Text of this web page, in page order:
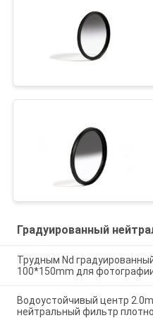
Градуированный
Трудным Nd
100*150mm для
Водоустойчивый центр
нейтральный фильтр